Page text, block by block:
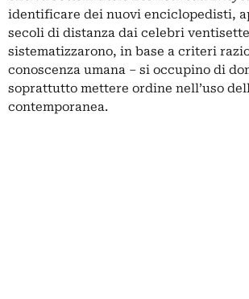
identificare dei nuovi enciclopedisti,
secoli di distanza dai celebri
sistematizzarono, in base a criteri
conoscenza umana – si occupino di
soprattutto mettere ordine nell’uso
contemporanea.